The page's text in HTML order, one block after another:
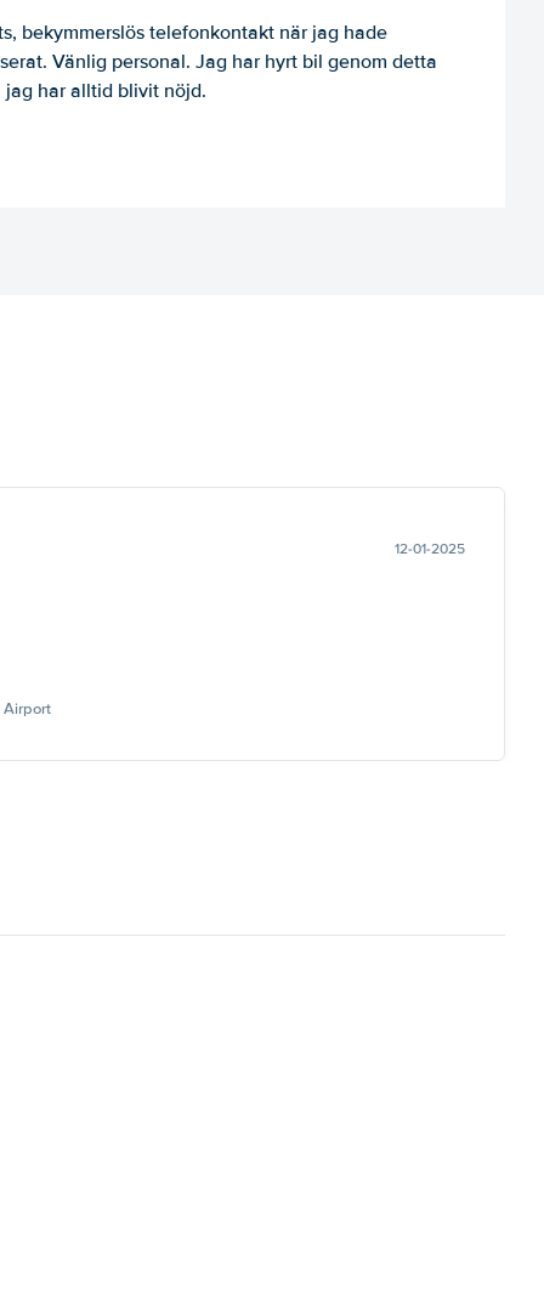
bekymmerslös telefonkontakt när jag hade
Vänlig personal. Jag har hyrt bil genom detta
har alltid blivit nöjd.
12-01-2025
Airport